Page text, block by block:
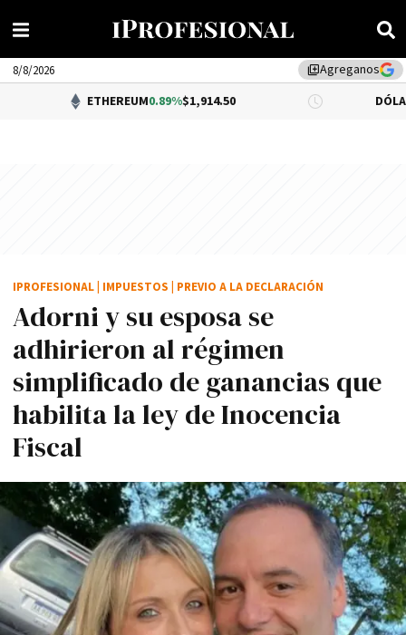
library_addAgreganos
8/8/2026
ETHEREUM0.89%$1,914.50 DÓLAR BNA 0.34%
Adorni y su esposa se
adhirieron al régimen
simplificado de ganancias que
habilita la ley de Inocencia
Fiscal
IPROFESIONAL IMPUESTOS PREVIO A LA DECLARACIÓN